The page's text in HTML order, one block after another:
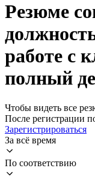
Резюме
работе с
полный
Чтобы видеть все
После регистрации
Зарегистрироваться
За всё время
По соответствию